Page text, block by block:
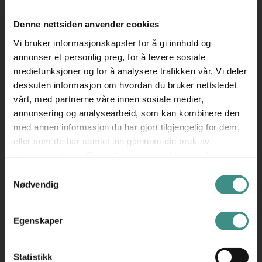
Denne nettsiden anvender cookies
Vi bruker informasjonskapsler for å gi innhold og
annonser et personlig preg, for å levere sosiale
mediefunksjoner og for å analysere trafikken vår. Vi deler
dessuten informasjon om hvordan du bruker nettstedet
vårt, med partnerne våre innen sosiale medier,
annonsering og analysearbeid, som kan kombinere den
med annen informasjon du har gjort tilgjengelig for dem,
eller som de har samlet inn gjennom din bruk av
Nødvendig
Egenskaper
Statistikk
✅ Designet av Hee Welling – En del av HAYs
bestselgende About-serie
✅ Høy rygg og setepute – Ekstra komfort for lange
sitteøkter
✅ Loungestol med treunderstell – Tidløs og innbydende
AAL 92 er et godt valg for deg som ønsker en
eleganse – like egnet for kontor som for hjemlige miljøer.
HAY er et dansk designmerke som kombinerer estetikk,